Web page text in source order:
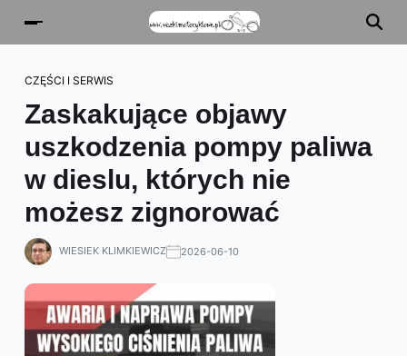
CZĘŚCI I SERWIS
Zaskakujące objawy
uszkodzenia pompy paliwa
w dieslu, których nie
możesz zignorować
WIESIEK KLIMKIEWICZ 2026-06-10